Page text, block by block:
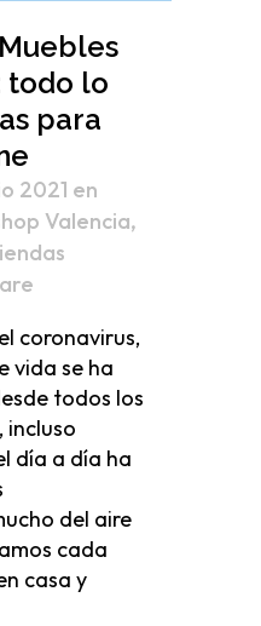
todo lo
para
2021 en
Valencia,
coronavirus,
vida se ha
todos los
incluso
día a día ha
del aire
cada
casa y